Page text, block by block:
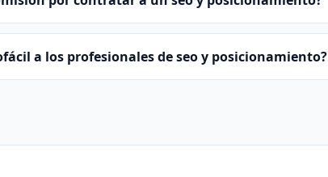
a los profesionales de seo y posicionamiento?